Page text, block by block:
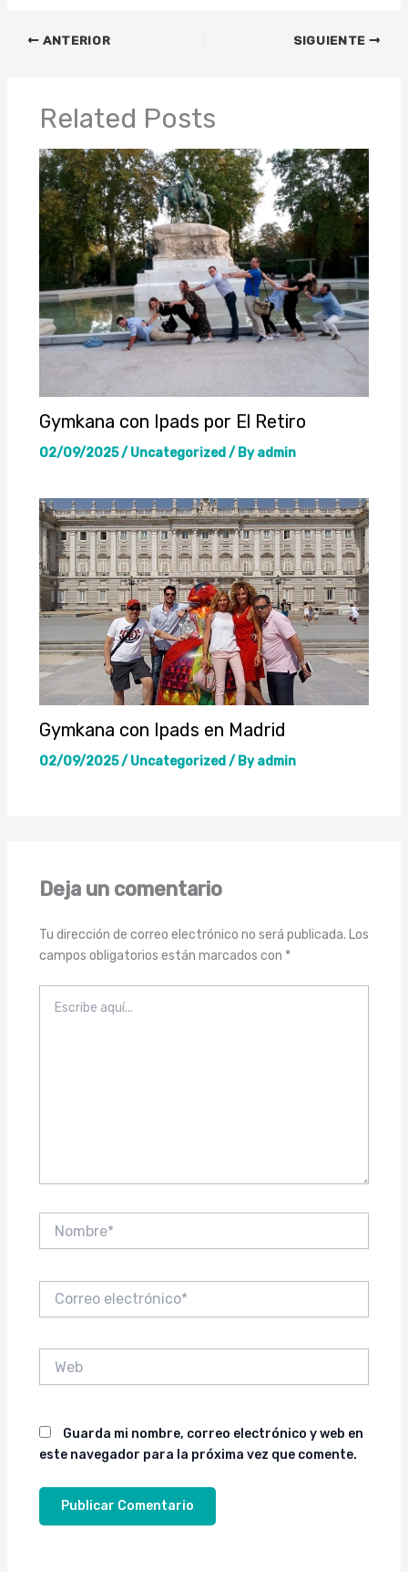
ANTERIOR SIGUIENTE
Related Posts
Gymkana con Ipads por El Retiro
02/09/2025/ Uncategorized/ Byadmin
Gymkana con Ipads en Madrid
02/09/2025/ Uncategorized/ Byadmin
Deja un comentario
Tu dirección de correo electrónico no será publicada. Los
campos obligatorios están marcados con *
aquí...
electrónico*
Guarda mi nombre, correo electrónico y web en
este navegador para la próxima vez que comente.